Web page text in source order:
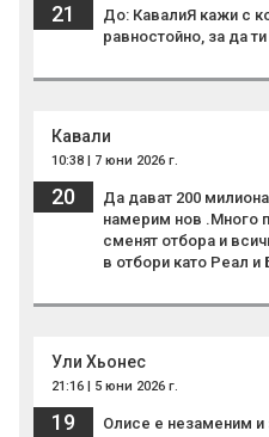
21
До: КавалиЯ кажи с
равностойно, за да
Кавали
10:38 | 7 юни 2026 г.
20
Да дават 200
намерим нов .Много
сменят отбора и
в отбори като Реал и
Ули Хьонес
21:16 | 5 юни 2026 г.
19 Олисе е незаменим и